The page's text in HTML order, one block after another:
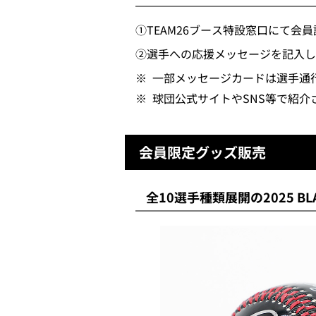
①TEAM26ブース特設窓口にて会
②選手への応援メッセージを記入
※ 一部メッセージカードは選手
※ 球団公式サイトやSNS等で紹
会員限定グッズ販売
全10選手種類展開の2025